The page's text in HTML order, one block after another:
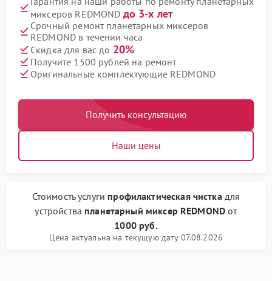
миксеров REDMOND до 3-х лет
Срочный ремонт планетарных миксеров
REDMOND в течении часа
Скидка для вас до 20%
Получите 1500 рублей на ремонт
Оригинальные комплектующие REDMOND
Получить консультацию
Наши цены
Стоимость услуги профилактическая чисткадля
устройства планетарный миксер REDMOND от
1000 руб.
Цена актуальна на текущую дату 07.08.2026